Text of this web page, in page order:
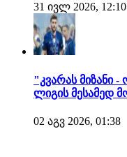
31 ივლ 2026, 12:10
"კვარას მიზანი
ლიგის მესამედ
02 აგვ 2026, 01:38